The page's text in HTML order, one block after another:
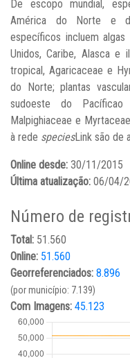
De escopo mundial,
América do Norte e
específicos incluem
Unidos, Caribe, Alasca e
tropical, Agaricaceae e
do Norte; plantas
sudoeste do
Malpighiaceae e
à rede speciesLink são de
Online desde: 30/11/2015
Última atualização: 06/04/
Número de
Total: 51.560
Online: 51.560
Georreferenciados: 8.896
(por município: 7.139)
Com Imagens: 45.123